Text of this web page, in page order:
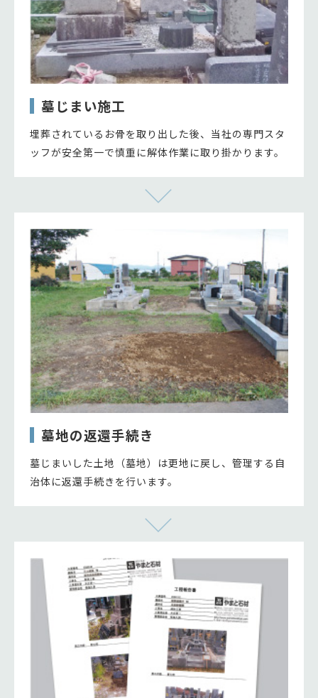
墓じまい施工
埋葬されているお骨を取り出した後、当社の専門スタ
ッフが安全第一で慎重に解体作業に取り掛かります。
墓地の返還手続き
墓じまいした土地（墓地）は更地に戻し、管理する自
治体に返還手続きを行います。